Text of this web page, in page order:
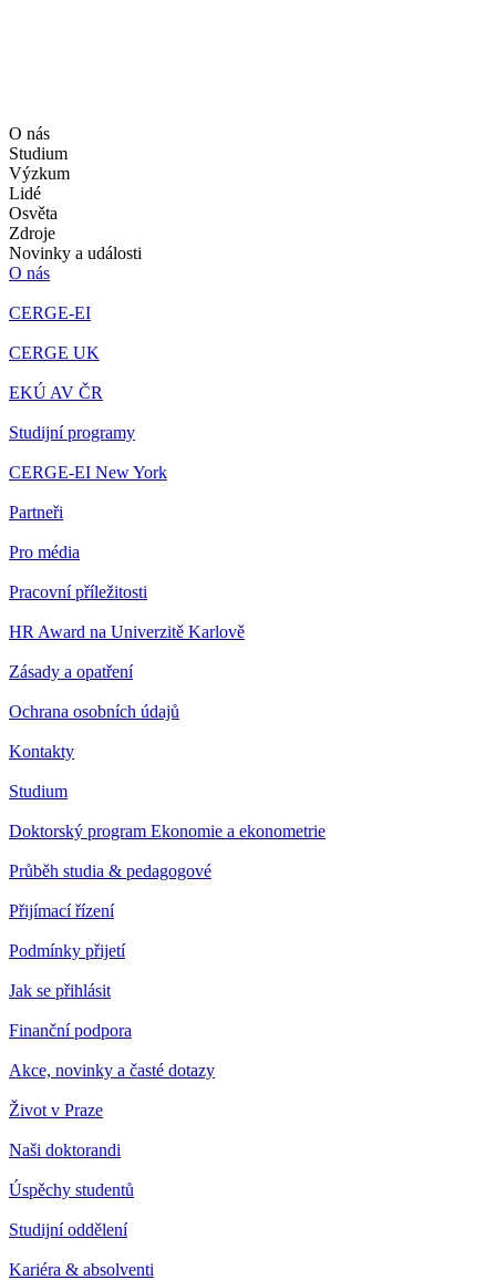
O nás
Studium
Výzkum
Lidé
Osvěta
Zdroje
Novinky a události
O nás
CERGE-EI
CERGE UK
EKÚ AV ČR
Studijní programy
CERGE-EI New York
Partneři
Pro média
Pracovní příležitosti
HR Award na Univerzitě Karlově
Zásady a opatření
Ochrana osobních údajů
Kontakty
Studium
Doktorský program Ekonomie a ekonometrie
Průběh studia & pedagogové
Přijímací řízení
Podmínky přijetí
Jak se přihlásit
Finanční podpora
Akce, novinky a časté dotazy
Život v Praze
Naši doktorandi
Úspěchy studentů
Studijní oddělení
Kariéra & absolventi